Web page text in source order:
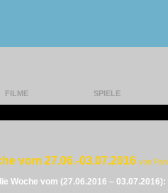
FILME SPIELE
vom 27.06.-03.07.2016 von
Woche vom (27.06.2016 – 03.07.2016):